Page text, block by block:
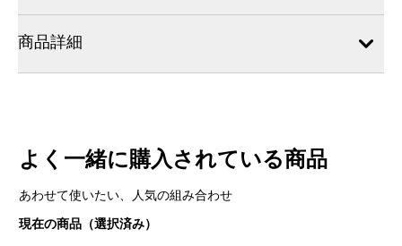
商品詳細
よく一緒に購入されている商品
あわせて使いたい、人気の組み合わせ
現在の商品（選択済み）